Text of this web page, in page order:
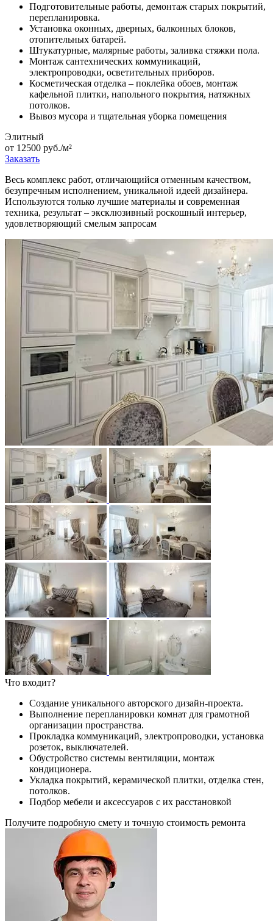
Подготовительные работы, демонтаж старых покрытий,
перепланировка.
Установка оконных, дверных, балконных блоков,
отопительных батарей.
Штукатурные, малярные работы, заливка стяжки пола.
Монтаж сантехнических коммуникаций,
электропроводки, осветительных приборов.
Косметическая отделка – поклейка обоев, монтаж
кафельной плитки, напольного покрытия, натяжных
потолков.
Вывоз мусора и тщательная уборка помещения
Элитный
от 12500 руб./м²
Заказать
Весь комплекс работ, отличающийся отменным качеством,
безупречным исполнением, уникальной идеей дизайнера.
Используются только лучшие материалы и современная
техника, результат – эксклюзивный роскошный интерьер,
удовлетворяющий смелым запросам
Что входит?
Создание уникального авторского дизайн-проекта.
Выполнение перепланировки комнат для грамотной
организации пространства.
Прокладка коммуникаций, электропроводки, установка
розеток, выключателей.
Обустройство системы вентиляции, монтаж
кондиционера.
Укладка покрытий, керамической плитки, отделка стен,
потолков.
Подбор мебели и аксессуаров с их расстановкой
Получите подробную смету и точную стоимость ремонта